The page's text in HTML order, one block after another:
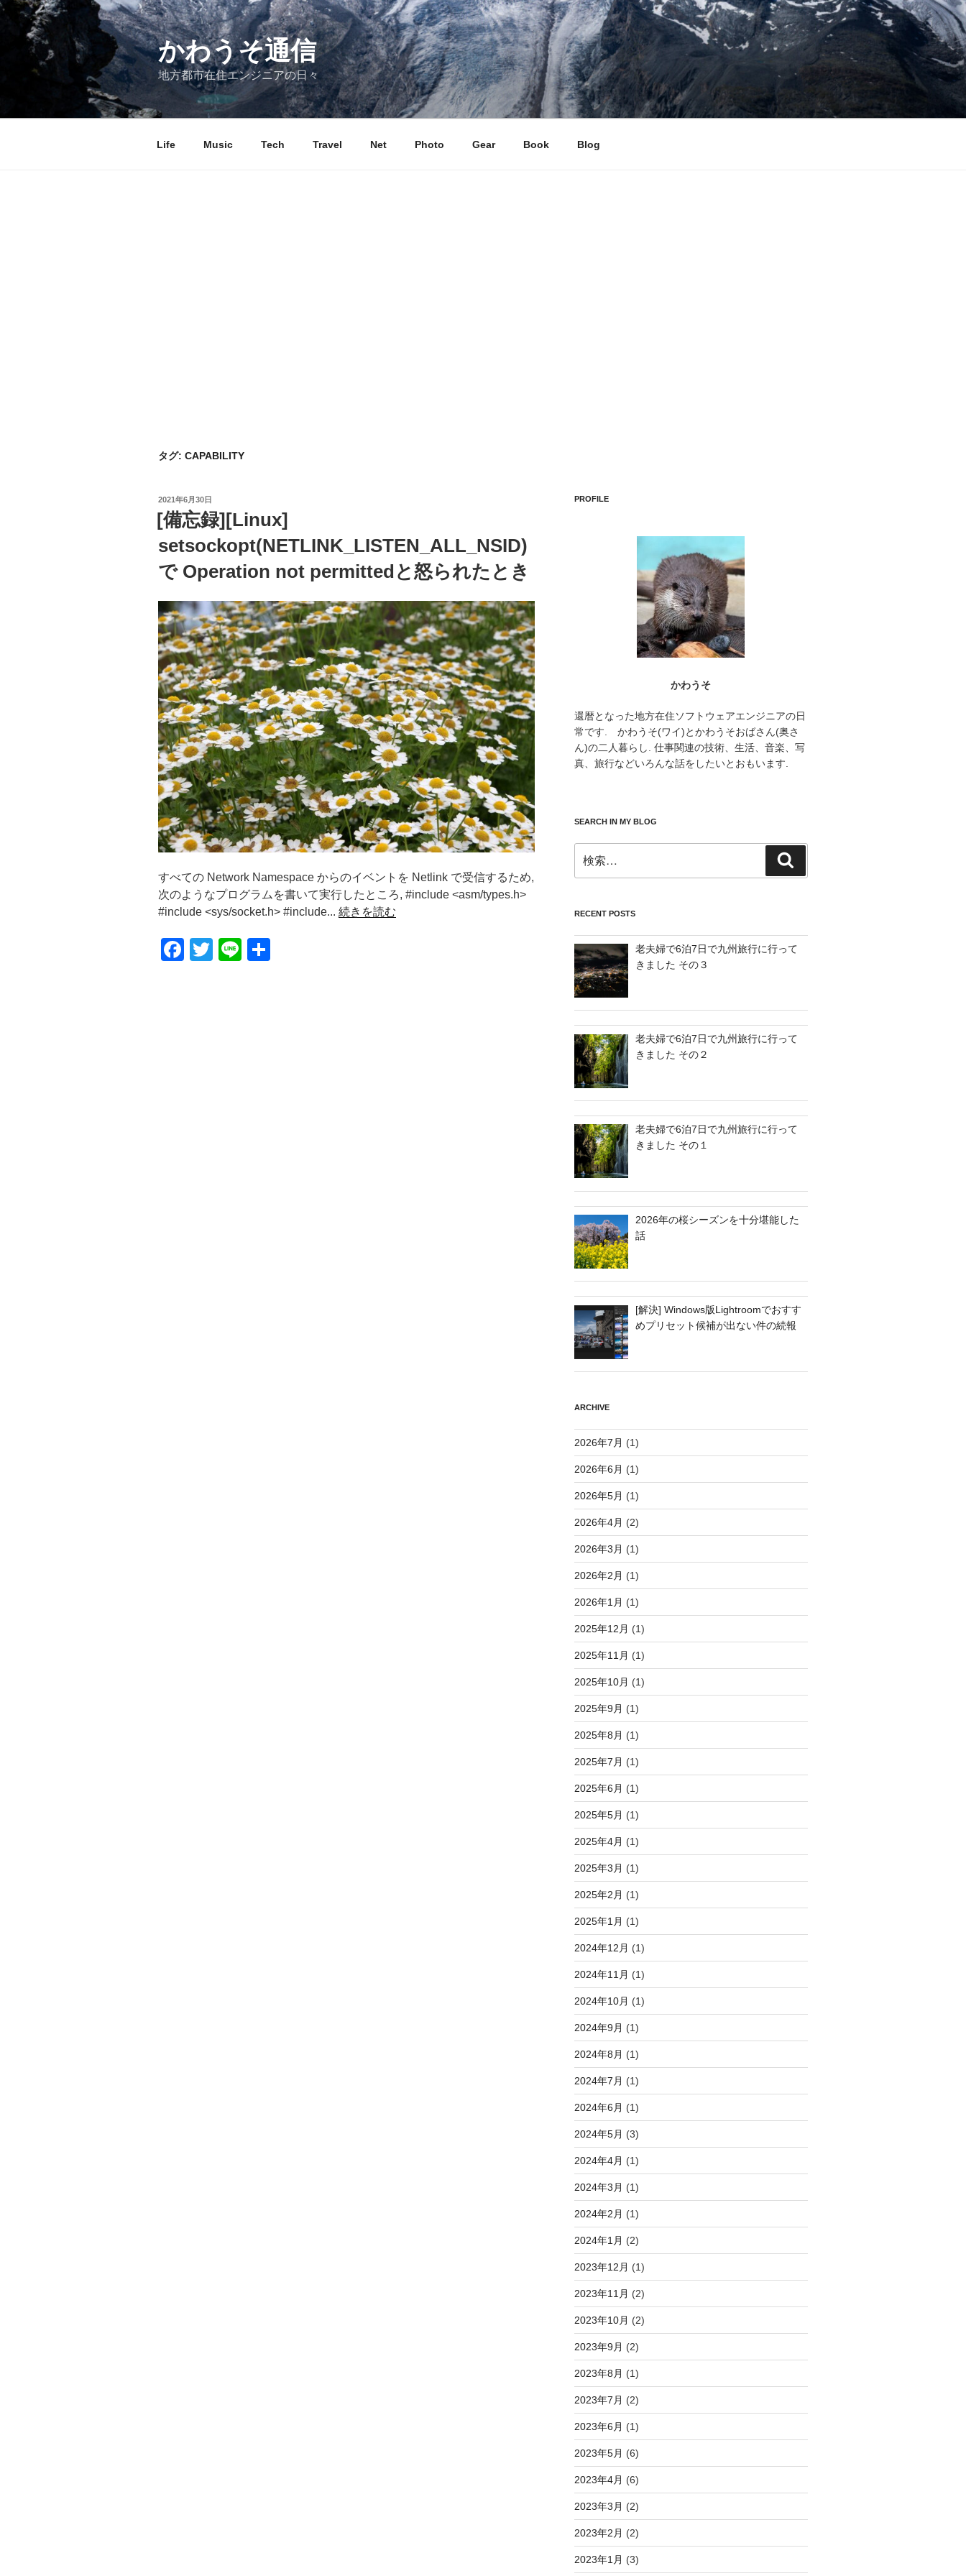
コ
かわうそ通信
地方都市在住エンジニアの日々
Life Music Tech Travel Net Photo Gear Book Blog
タグ: CAPABILITY
投
日:
2021年6月30日
[備忘録][Linux]
setsockopt(NETLINK_LISTEN_ALL_NSID)
で Operation not permittedと怒られたとき
すべての Network Namespace からのイベントを Netlink で受信するため,
次のようなプログラムを書いて実行したところ, #include <asm/types.h>
#include <sys/socket.h> #include... 続きを読む
F
T
Li
PROFILE
かわうそ
還暦となった地方在住ソフトウェアエンジニアの日
常です. かわうそ(ワイ)とかわうそおばさん(奥さ
ん)の二人暮らし. 仕事関連の技術、生活、音楽、写
真、旅行などいろんな話をしたいとおもいます.
SEARCH IN MY BLOG
索:
索
RECENT POSTS
老夫婦で6泊7日で九州旅行に行って
きました その３
老夫婦で6泊7日で九州旅行に行って
きました その２
老夫婦で6泊7日で九州旅行に行って
きました その１
2026年の桜シーズンを十分堪能した
話
[解決] Windows版Lightroomでおすす
めプリセット候補が出ない件の続報
ARCHIVE
2026年7月 (1)
2026年6月 (1)
2026年5月 (1)
2026年4月 (2)
2026年3月 (1)
2026年2月 (1)
2026年1月 (1)
2025年12月 (1)
2025年11月 (1)
2025年10月 (1)
2025年9月 (1)
2025年8月 (1)
2025年7月 (1)
2025年6月 (1)
2025年5月 (1)
2025年4月 (1)
2025年3月 (1)
2025年2月 (1)
2025年1月 (1)
2024年12月 (1)
2024年11月 (1)
2024年10月 (1)
2024年9月 (1)
2024年8月 (1)
2024年7月 (1)
2024年6月 (1)
2024年5月 (3)
2024年4月 (1)
2024年3月 (1)
2024年2月 (1)
2024年1月 (2)
2023年12月 (1)
2023年11月 (2)
2023年10月 (2)
2023年9月 (2)
2023年8月 (1)
2023年7月 (2)
2023年6月 (1)
2023年5月 (6)
2023年4月 (6)
2023年3月 (2)
2023年2月 (2)
2023年1月 (3)